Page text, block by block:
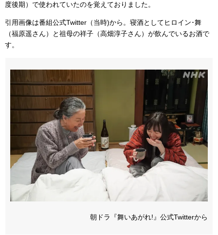
度後期）で使われていたのを覚えておりました。
引用画像は番組公式Twitter（当時)から。寝酒としてヒロイン･舞
（福原遥さん）と祖母の祥子（高畑淳子さん）が飲んでいるお酒で
す。
朝ドラ『舞いあがれ!』公式Twitterから